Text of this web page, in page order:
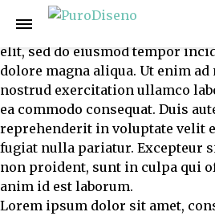
Nombre del expositor 2
Lorem ipsum dolor sit amet,
elit, sed do eiusmod tempor
dolore magna aliqua. Ut enim
nostrud exercitation ullamco
ea commodo consequat. Duis
reprehenderit in voluptate velit
fugiat nulla pariatur. Excepteur
non proident, sunt in culpa qui
anim id est laborum.
Lorem ipsum dolor sit amet,